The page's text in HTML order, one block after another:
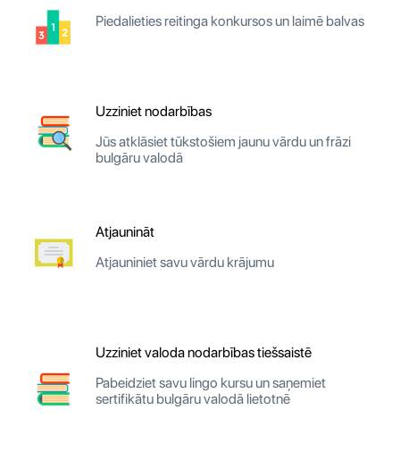
Piedalieties reitinga konkursos un laimē balvas
Uzziniet nodarbības
Jūs atklāsiet tūkstošiem jaunu vārdu un frāzi
bulgāru valodā
Atjaunināt
Atjauniniet savu vārdu krājumu
Uzziniet valoda nodarbības tiešsaistē
Pabeidziet savu lingo kursu un saņemiet
sertifikātu bulgāru valodā lietotnē